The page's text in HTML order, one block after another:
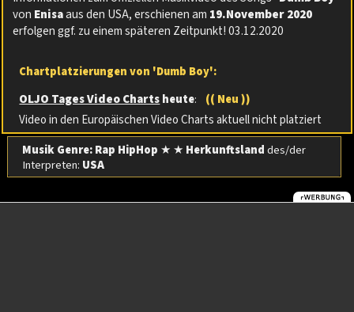
von Enisaaus den USA, erschienen am 19.November 2020
erfolgen ggf. zu einem späteren Zeitpunkt! 03.12.2020
Chartplatzierungen von 'Dumb Boy':
OLJO Tages Video Chartsheute:
(( Neu ))
Video in den Europäischen Video Charts aktuell nicht platziert
Musik Genre: Rap HipHop ★ ★ Herkunftslanddes/der
Interpreten: USA